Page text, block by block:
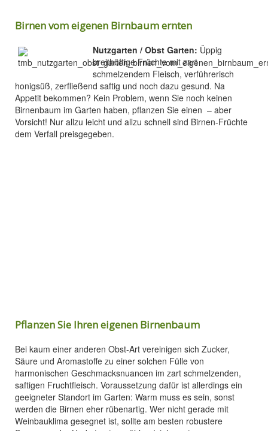
Birnen vom eigenen Birnbaum ernten
Nutzgarten / Obst Garten: Üppig
breithüftige Früchte mit zart
schmelzendem Fleisch, verführerisch
honigsüß, zerfließend saftig und noch dazu gesund. Na
Appetit bekommen? Kein Problem, wenn Sie noch keinen
Birnenbaum im Garten haben, pflanzen Sie einen – aber
Vorsicht! Nur allzu leicht und allzu schnell sind Birnen-Früchte
dem Verfall preisgegeben.
Pflanzen Sie Ihren eigenen Birnenbaum
Bei kaum einer anderen Obst-Art vereinigen sich Zucker,
Säure und Aromastoffe zu einer solchen Fülle von
harmonischen Geschmacksnuancen im zart schmelzenden,
saftigen Fruchtfleisch. Voraussetzung dafür ist allerdings ein
geeigneter Standort im Garten: Warm muss es sein, sonst
werden die Birnen eher rübenartig. Wer nicht gerade mit
Weinbauklima gesegnet ist, sollte am besten robustere